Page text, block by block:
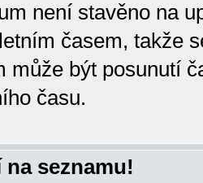
není stavěno na
časem, takže
může být posunutí
času.
seznamu!